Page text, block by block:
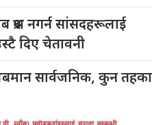
प्रश्न नगर्न सांसदहरूलाई
दिए चेतावनी
सार्वजनिक, कुन तहका